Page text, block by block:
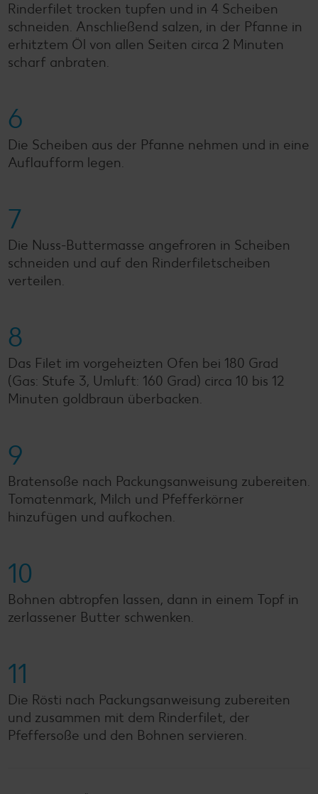
Rinderfilet trocken tupfen und in 4 Scheiben
schneiden. Anschließend salzen, in der Pfanne in
erhitztem Öl von allen Seiten circa 2 Minuten
scharf anbraten.
6
Die Scheiben aus der Pfanne nehmen und in eine
Auflaufform legen.
7
Die Nuss-Buttermasse angefroren in Scheiben
schneiden und auf den Rinderfiletscheiben
verteilen.
8
Das Filet im vorgeheizten Ofen bei 180 Grad
(Gas: Stufe 3, Umluft: 160 Grad) circa 10 bis 12
Minuten goldbraun überbacken.
9
Bratensoße nach Packungsanweisung zubereiten.
Tomatenmark, Milch und Pfefferkörner
hinzufügen und aufkochen.
10
Bohnen abtropfen lassen, dann in einem Topf in
zerlassener Butter schwenken.
11
Die Rösti nach Packungsanweisung zubereiten
und zusammen mit dem Rinderfilet, der
Pfeffersoße und den Bohnen servieren.